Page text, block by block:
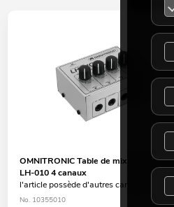
OMNITRONIC Table de mixage passive
LH-010 4 canaux
l'article possède d'autres caractéristiques
No. 10355010